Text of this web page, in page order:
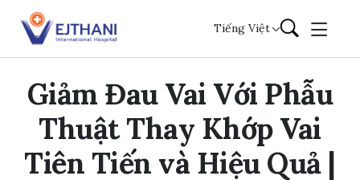
Skip to content
Tiếng Việt
Giảm Đau Vai Với Phẫu
Thuật Thay Khớp Vai
Tiên Tiến và Hiệu Quả |